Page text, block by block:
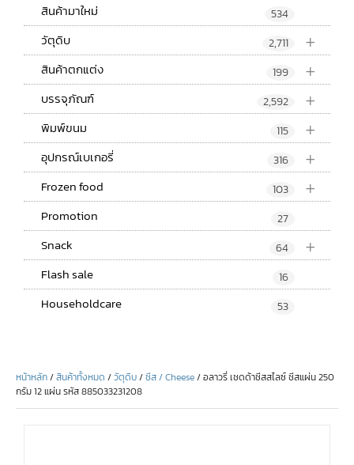
สินค้ามาใหม่ 534
+
วัตุดิบ 2,711
+
สินค้าตกแต่ง 199
+
บรรจุภัณฑ์ 2,592
+
พิมพ์ขนม 115
+
อุปกรณ์เบเกอรี่ 316
+
Frozen food 103
Promotion 27
+
Snack 64
Flash sale 16
Householdcare 53
หน้าหลัก/สินค้าทั้งหมด /วัตุดิบ/ชีส / Cheese/ อลาวรี่ เชดด้าชีสสไลซ์ ชีสแผ่น 250
กรัม 12 แผ่น รหัส 885033231208